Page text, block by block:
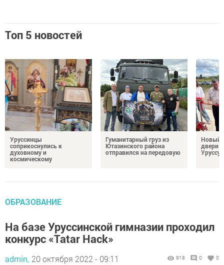
Топ 5 новостей
Уруссинцы
соприкоснулись к
духовному и
космическому
Гуманитарный груз из
Ютазинского района
отправился на передовую
Новый
двери
Уруссу
ОБРАЗОВАНИЕ
На базе Уруссинской гимназии проходил
конкурс «Tatar Hack»
admin, 20 октября 2022 - 09:11 918 0 0